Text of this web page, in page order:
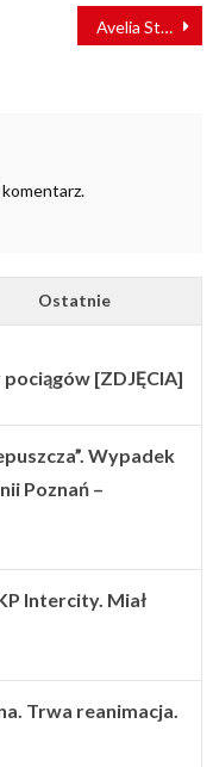
Avelia Stream – szybka kolej przyszłości od Alstom
Ostatnie
[ZDJĘCIA]
Wypadek
Poznań –
Intercity. Miał
Trwa reanimacja.